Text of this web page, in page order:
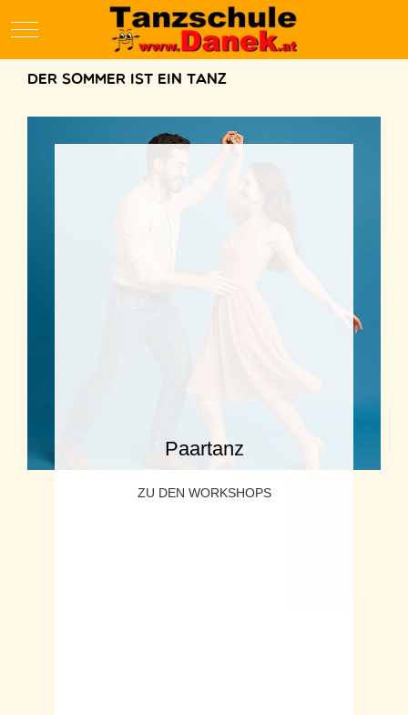
Mobile Menu Toggle
Der Sommer ist ein Tanz
Paartanz
ZU DEN WORKSHOPS